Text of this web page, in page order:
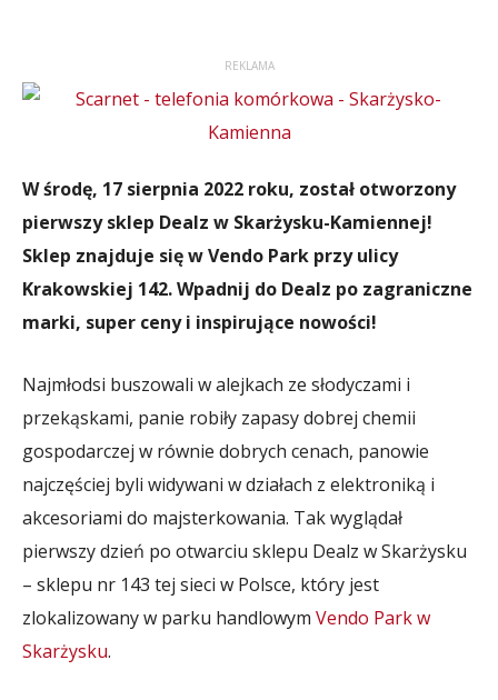
REKLAMA
W środę, 17 sierpnia 2022 roku, został otworzony
pierwszy sklep Dealz w Skarżysku-Kamiennej!
Sklep znajduje się w Vendo Park przy ulicy
Krakowskiej 142. Wpadnij do Dealz po zagraniczne
marki, super ceny i inspirujące nowości!
Najmłodsi buszowali w alejkach ze słodyczami i
przekąskami, panie robiły zapasy dobrej chemii
gospodarczej w równie dobrych cenach, panowie
najczęściej byli widywani w działach z elektroniką i
akcesoriami do majsterkowania. Tak wyglądał
pierwszy dzień po otwarciu sklepu Dealz w Skarżysku
– sklepu nr 143 tej sieci w Polsce, który jest
zlokalizowany w parku handlowym Vendo Park w
Skarżysku.